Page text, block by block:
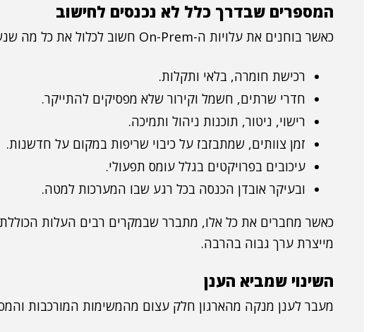
המספרים שבדרך כלל לא נכנסים לחישוב
כאשר בוחנים את עלויות ה-On-Prem חשוב לכלול את כל מה שנשאר "מאחורי הקלעים":
רכישת חומרה, בלאי ותקלות.
חדרי שרתים, חשמל וקירור שלא מפסיקים להתייקר.
רישוי, ניטור, תוכנות ניהול ותמיכה.
זמן צוותים, שמתבזבז על כיבוי שריפות במקום על חדשנות.
עיכובים בפרויקטים בגלל עומס תפעולי.
ובעיקר אובדן הכנסה בכל רגע שבו המערכות למטה.
מייצרת ערך גבוה בהרבה.
השינוי שמביא הענן
מעבר לענן מנקה מהארגון חלק עצום מהמשימות המורכבות